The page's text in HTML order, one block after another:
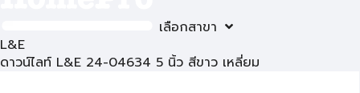
เลือกสาขา
L&E
ดาวน์ไลท์ L&E 24-04634 5 นิ้ว สีขาว เหลี่ยม